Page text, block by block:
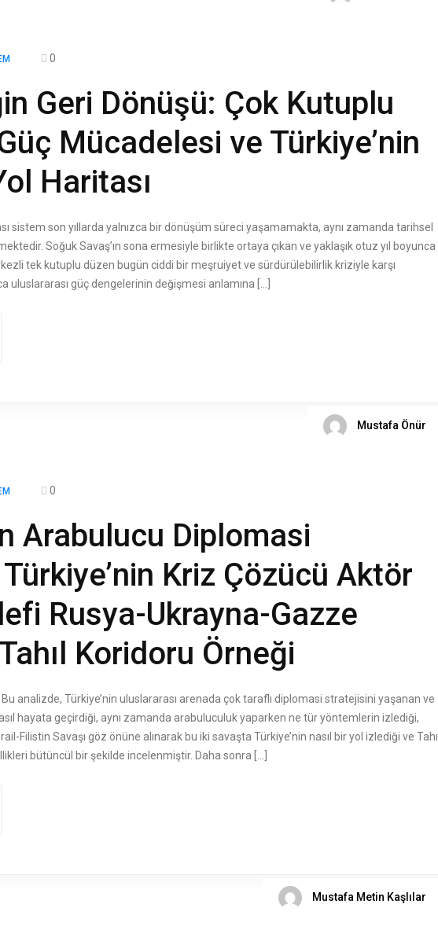
0
Geri Dönüşü: Çok Kutuplu
Mücadelesi ve Türkiye’nin
Haritası
sistem son yıllarda yalnızca bir dönüşüm süreci yaşamamakta, aynı zamanda tarihsel
Soğuk Savaş’ın sona ermesiyle birlikte ortaya çıkan ve yaklaşık otuz yıl boyunca
tek kutuplu düzen bugün ciddi bir meşruiyet ve sürdürülebilirlik kriziyle karşı
uluslararası güç dengelerinin değişmesi anlamına […]
Mustafa Önür
0
Arabulucu Diplomasi
Kriz Çözücü Aktör
Rusya-Ukrayna-Gazze
Koridoru Örneği
Bu analizde, Türkiye’nin uluslararası arenada çok taraflı diplomasi stratejisini yaşanan ve
hayata geçirdiği, aynı zamanda arabuluculuk yaparken ne tür yöntemlerin izlediği,
Filistin Savaşı göz önüne alınarak bu iki savaşta Türkiye’nin nasıl bir yol izlediği ve Tahıl
bütüncül bir şekilde incelenmiştir. Daha sonra […]
Mustafa Metin Kaşlılar